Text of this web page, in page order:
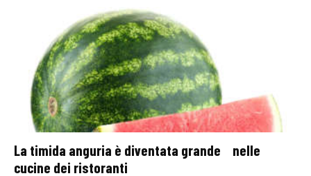
La timida anguria è diventata grande nelle
cucine dei ristoranti